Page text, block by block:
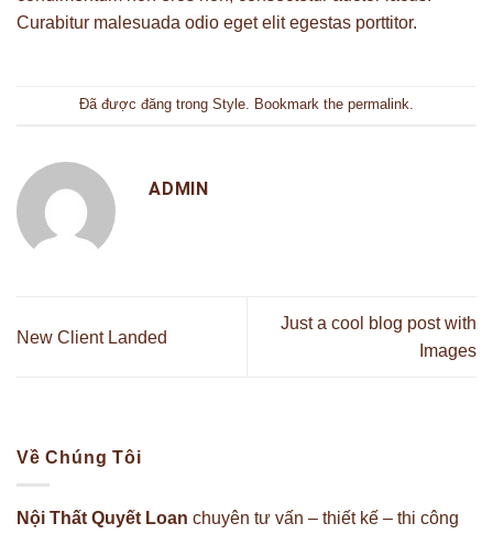
Curabitur malesuada odio eget elit egestas porttitor.
Đã được đăng trong Style. Bookmark the permalink.
ADMIN
New Client Landed
Just a cool blog post with
Images
Về Chúng Tôi
Nội Thất Quyết Loan chuyên tư vấn – thiết kế – thi công